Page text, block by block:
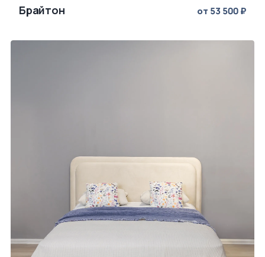
Брайтон от 53 500 ₽